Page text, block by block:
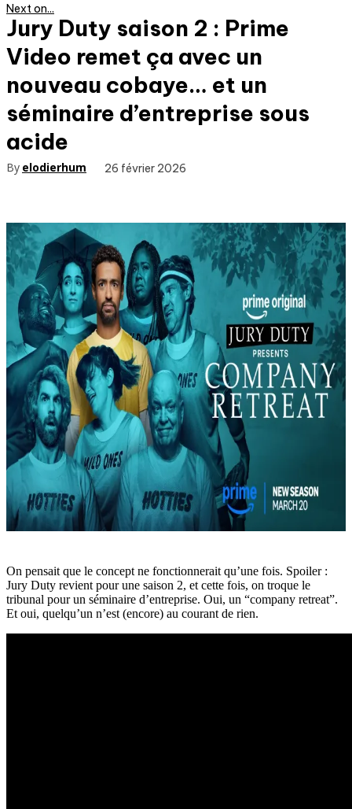
Next on...
Jury Duty saison 2 : Prime
Video remet ça avec un
nouveau cobaye… et un
séminaire d’entreprise sous
acide
By elodierhum 26 février 2026
On pensait que le concept ne fonctionnerait qu’une fois. Spoiler :
Jury Duty revient pour une saison 2, et cette fois, on troque le
tribunal pour un séminaire d’entreprise. Oui, un “company retreat”.
Et oui, quelqu’un n’est (encore) au courant de rien.